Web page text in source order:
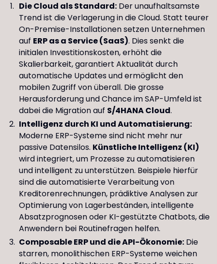
Die Cloud als Standard:Der unaufhaltsamste
Trend ist die Verlagerung in die Cloud. Statt teurer
On-Premise-Installationen setzen Unternehmen
auf ERP as a Service (SaaS). Dies senkt die
initialen Investitionskosten, erhöht die
Skalierbarkeit, garantiert Aktualität durch
automatische Updates und ermöglicht den
mobilen Zugriff von überall. Die grosse
Herausforderung und Chance im SAP-Umfeld ist
dabei die Migration auf S/4HANA Cloud.
Intelligenz durch KI und Automatisierung:
Moderne ERP-Systeme sind nicht mehr nur
passive Datensilos. Künstliche Intelligenz (KI)
wird integriert, um Prozesse zu automatisieren
und intelligent zu unterstützen. Beispiele hierfür
sind die automatisierte Verarbeitung von
Kreditorenrechnungen, prädiktive Analysen zur
Optimierung von Lagerbeständen, intelligente
Absatzprognosen oder KI-gestützte Chatbots, die
Anwendern bei Routinefragen helfen.
Composable ERP und die API-Ökonomie:Die
starren, monolithischen ERP-Systeme weichen